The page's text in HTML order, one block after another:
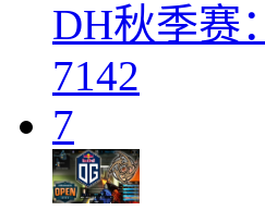
DH秋季赛
7142
7